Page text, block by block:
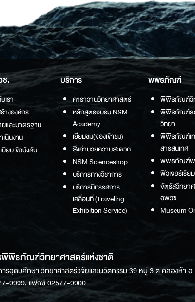
ช.
เรา
างองค์กร
ยและมาตรฐาน
นินงาน
บียบ ข้อบังคับ
บริการ
คาราวานวิทยาศาสตร์
หลักสูตรอบรม NSM
Academy
เยี่ยมชม(จองเข้าชม)
สิ่งอำนวยความสะดวก
NSM Scienceshop
บริการทางวิชาการ
บริการนิทรรศการ
เคลื่อนที่ (Traveling
Exhibition Service)
พิพิธภัณฑ์
พิพิธภัณฑ์วิ
พิพิธภัณฑ์ธ
วิทยา
พิพิธภัณฑ์เท
สารสนเทศ
พิพิธภัณฑ์พร
ฟิวเจอร์เรียม
จัตุรัสวิทยา
อพวช.
Museum
พิพิธภัณฑ์วิทยาศาสตร์แห่งชาติ
ารอุดมศึกษา วิทยาศาสตร์วิจัยและนวัตกรรม 39 หมู่ 3 ต.คลองห้า
9999, แฟกซ์ 02577-9900